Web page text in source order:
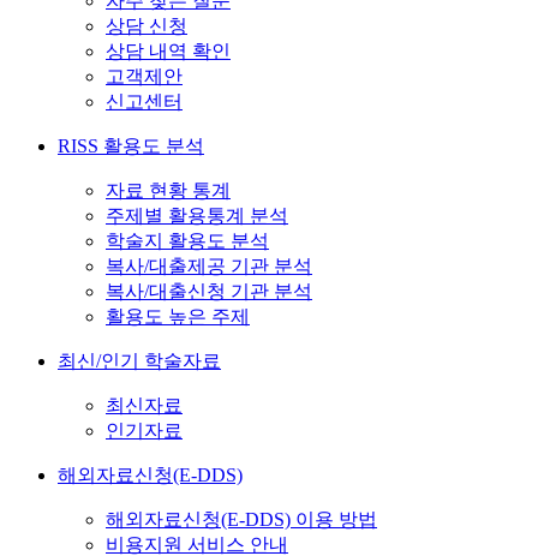
상담 신청
상담 내역 확인
고객제안
신고센터
RISS 활용도 분석
자료 현황 통계
주제별 활용통계 분석
학술지 활용도 분석
복사/대출제공 기관 분석
복사/대출신청 기관 분석
활용도 높은 주제
최신/인기 학술자료
최신자료
인기자료
해외자료신청(E-DDS)
해외자료신청(E-DDS) 이용 방법
비용지원 서비스 안내